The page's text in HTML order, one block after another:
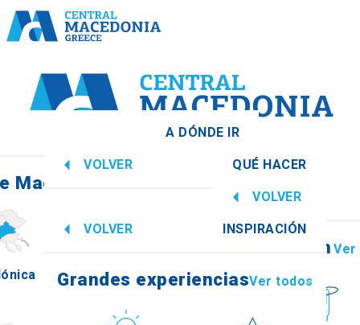
A DÓNDE IR
Macedonia Central
Imathia
VOLVER QUÉ HACER
Cultura
VOLVER
Información Ver
VOLVER INSPIRACIÓN
Grandes experienciasVer todos